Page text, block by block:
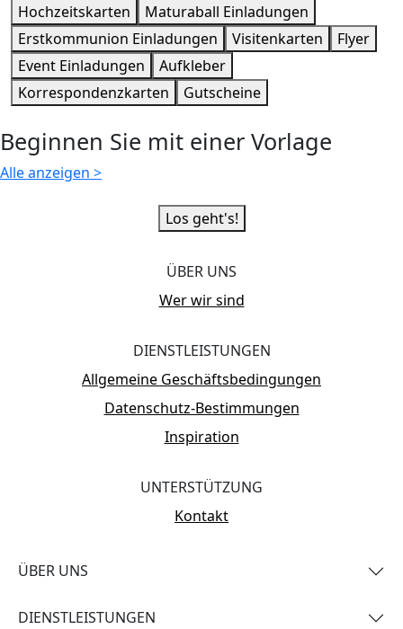
Hochzeitskarten
Maturaball Einladungen
Erstkommunion Einladungen
Visitenkarten
Flyer
Event Einladungen
Aufkleber
Korrespondenzkarten
Gutscheine
Beginnen Sie mit einer Vorlage
Alle anzeigen >
Los geht's!
ÜBER UNS
Wer wir sind
DIENSTLEISTUNGEN
Allgemeine Geschäftsbedingungen
Datenschutz-Bestimmungen
Inspiration
UNTERSTÜTZUNG
Kontakt
ÜBER UNS
DIENSTLEISTUNGEN